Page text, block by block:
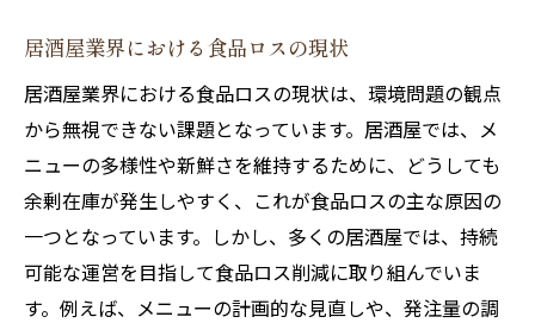
居酒屋業界における食品ロスの現状
居酒屋業界における食品ロスの現状は、環境問題の観点
から無視できない課題となっています。居酒屋では、メ
ニューの多様性や新鮮さを維持するために、どうしても
余剰在庫が発生しやすく、これが食品ロスの主な原因の
一つとなっています。しかし、多くの居酒屋では、持続
可能な運営を目指して食品ロス削減に取り組んでいま
す。例えば、メニューの計画的な見直しや、発注量の調